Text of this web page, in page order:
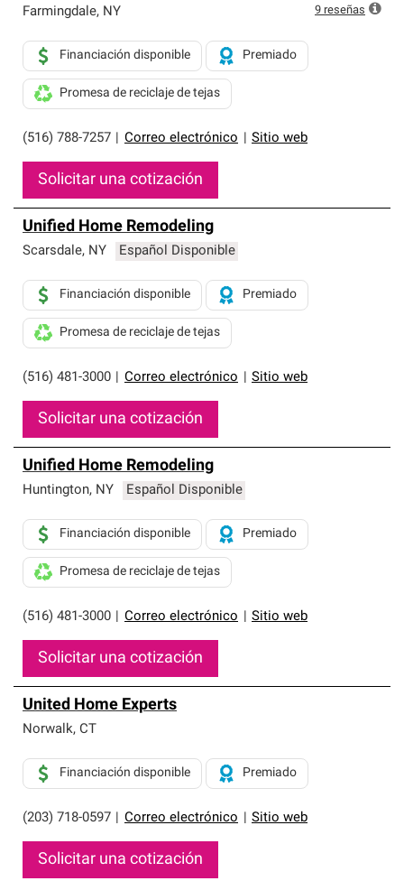
Farmingdale, NY
(516) 788-7257 Correo electrónico Sitio web
Financiación disponible Premiado
Promesa de reciclaje de tejas
Solicitar una cotización
9 reseñas
Unified Home Remodeling
Scarsdale, NY Español Disponible
(516) 481-3000 Correo electrónico Sitio web
Financiación disponible Premiado
Promesa de reciclaje de tejas
Solicitar una cotización
Unified Home Remodeling
Huntington, NY Español Disponible
(516) 481-3000 Correo electrónico Sitio web
Financiación disponible Premiado
Promesa de reciclaje de tejas
Solicitar una cotización
United Home Experts
Norwalk, CT
(203) 718-0597 Correo electrónico Sitio web
Financiación disponible Premiado
Solicitar una cotización